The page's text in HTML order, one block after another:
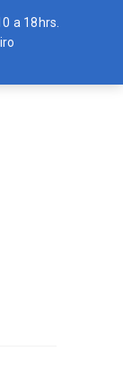
a 18hrs.